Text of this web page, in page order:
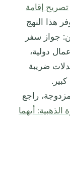
تصريح إقامة
هذا النهج
جواز سفر
دولية،
ضريبة
راجع
الذهبية: أيهما